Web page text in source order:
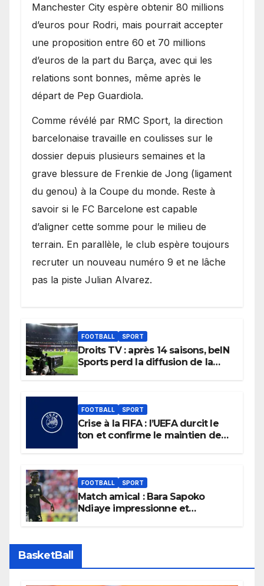
​Manchester City espère obtenir 80 millions
d’euros pour Rodri, mais pourrait accepter
une proposition entre 60 et 70 millions
d’euros de la part du Barça, avec qui les
relations sont bonnes, même après le
départ de Pep Guardiola.
​Comme révélé par RMC Sport, la direction
barcelonaise travaille en coulisses sur le
dossier depuis plusieurs semaines et la
grave blessure de Frenkie de Jong (ligament
du genou) à la Coupe du monde. Reste à
savoir si le FC Barcelone est capable
d’aligner cette somme pour le milieu de
terrain. En parallèle, le club espère toujours
recruter un nouveau numéro 9 et ne lâche
pas la piste Julian Alvarez.
FOOTBALL SPORT
Droits TV : après 14 saisons, beIN
Sports perd la diffusion de la
FOOTBALL SPORT
Crise à la FIFA : l’UEFA durcit le
ton et confirme le maintien de
FOOTBALL SPORT
Match amical : Bara Sapoko
Ndiaye impressionne et
BasketBall